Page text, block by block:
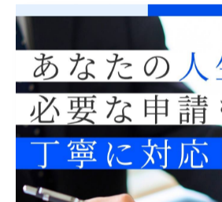
例えば、「ビザ申請はどこで発行
という質問に対し、実際の発行は東
れますが、申請前の書類準備や不明
口や専門家の利用が有効です。両者
し、目的に応じて使い分けることが
請の第一歩となります。
窓口選びで失敗しないビザ申